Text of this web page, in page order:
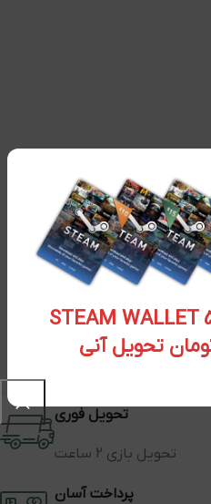
STEAM WALLET
تحویل فوری
تحویل بازی 2 ساعت
پرداخت آسان